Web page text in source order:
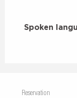
Spoken
Spoken
Reservation